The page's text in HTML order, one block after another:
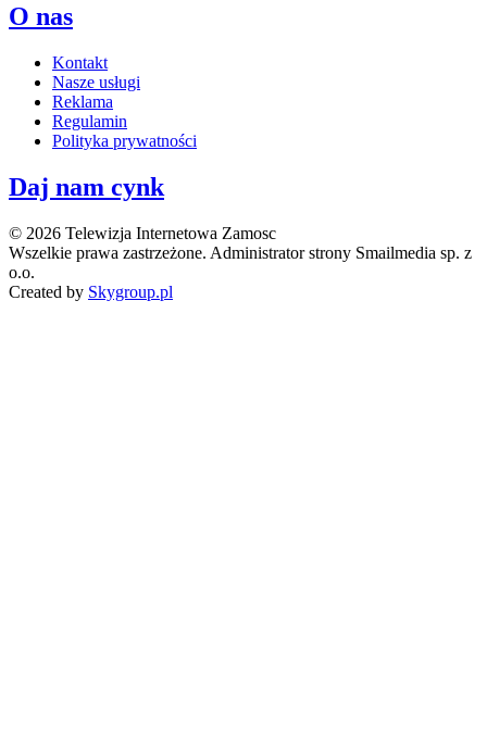
O nas
Kontakt
Nasze usługi
Reklama
Regulamin
Polityka prywatności
Daj nam cynk
© 2026 Telewizja Internetowa Zamosc
Wszelkie prawa zastrzeżone. Administrator strony Smailmedia sp. z
o.o.
Created by Skygroup.pl